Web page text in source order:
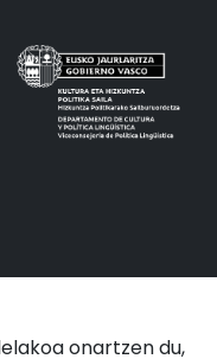
onartzen du,